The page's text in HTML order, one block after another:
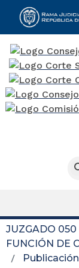
JUZGADO 050
FUNCIÓN DE